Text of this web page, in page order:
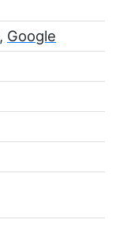
, Google